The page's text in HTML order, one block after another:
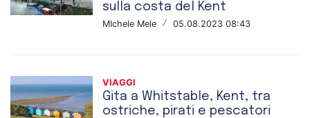
sulla costa del Kent
MIchele Mele / 05.08.2023 08:43
VIAGGI
Gita a Whitstable, Kent, tra
ostriche, pirati e pescatori